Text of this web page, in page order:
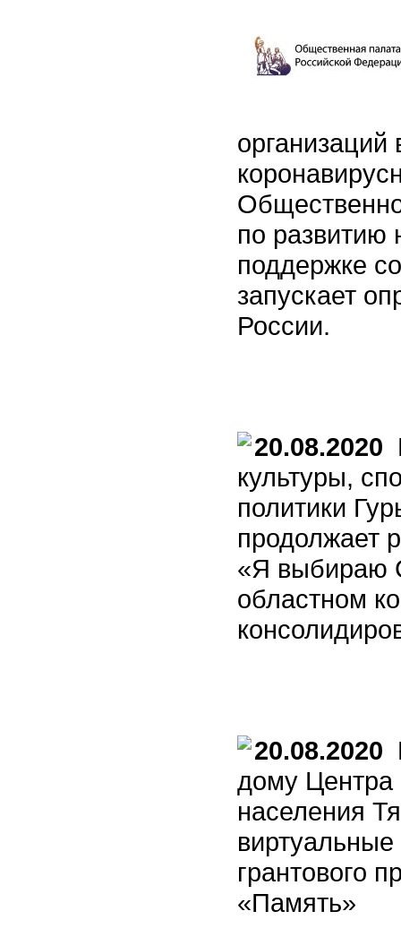
по развитию
поддержке
запускает
России.
20.08.2020
культуры,
политики
продолжает
«Я выбираю
областном
20.08.2020
дому Центра
населения
грантового
«Память»